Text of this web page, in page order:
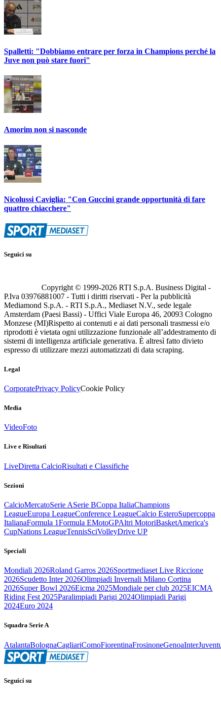
Spalletti: "Dobbiamo entrare per forza in Champions perché la
Juve non può stare fuori"
Amorim non si nasconde
Nicolussi Caviglia: "Con Guccini grande opportunità di fare
quattro chiacchere"
Seguici su
Copyright © 1999-2026 RTI S.p.A. Business Digital -
P.Iva 03976881007 - Tutti i diritti riservati - Per la pubblicità
Mediamond S.p.A. - RTI S.p.A., Mediaset N.V., sede legale
Amsterdam (Paesi Bassi) - Uffici Viale Europa 46, 20093 Cologno
Monzese (MI)Rispetto ai contenuti e ai dati personali trasmessi e/o
riprodotti è vietata ogni utilizzazione funzionale all’addestramento di
sistemi di intelligenza artificiale generativa. È altresì fatto divieto
espresso di utilizzare mezzi automatizzati di data scraping.
Legal
CorporatePrivacy PolicyCookie Policy
Media
VideoFoto
Live e Risultati
LiveDiretta CalcioRisultati e Classifiche
Sezioni
CalcioMercatoSerie ASerie BCoppa ItaliaChampions
LeagueEuropa LeagueConference LeagueCalcio EsteroSupercoppa
ItalianaFormula 1Formula EMotoGPAltri MotoriBasketAmerica's
CupNations LeagueTennisSciVolleyDrive UP
Speciali
Mondiali 2026Roland Garros 2026Sportmediaset Live Riccione
2026Scudetto Inter 2026Olimpiadi Invernali Milano Cortina
2026Super Bowl 2026Eicma 2025Mondiale per club 2025EICMA
Riding Fest 2025Paralimpiadi Parigi 2024Olimpiadi Parigi
2024Euro 2024
Squadra Serie A
AtalantaBolognaCagliariComoFiorentinaFrosinoneGenoaInter
Seguici su